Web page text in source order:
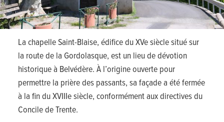
La chapelle Saint-Blaise, édifice du XVe siècle situé sur
la route de la Gordolasque, est un lieu de dévotion
historique à Belvédère. À l’origine ouverte pour
permettre la prière des passants, sa façade a été fermée
à la fin du XVIIIe siècle, conformément aux directives du
Concile de Trente.